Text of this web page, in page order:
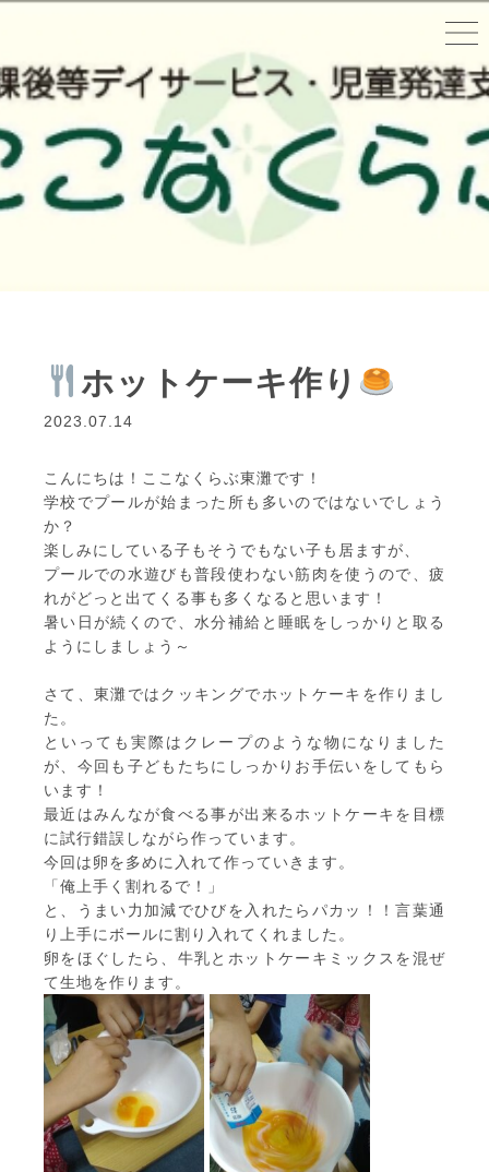
ホットケーキ作り
2023.07.14
こんにちは！ここなくらぶ東灘です！
学校でプールが始まった所も多いのではないでしょう
か？
楽しみにしている子もそうでもない子も居ますが、
プールでの水遊びも普段使わない筋肉を使うので、疲
れがどっと出てくる事も多くなると思います！
暑い日が続くので、水分補給と睡眠をしっかりと取る
ようにしましょう～
さて、東灘ではクッキングでホットケーキを作りまし
た。
といっても実際はクレープのような物になりました
が、今回も子どもたちにしっかりお手伝いをしてもら
います！
最近はみんなが食べる事が出来るホットケーキを目標
に試行錯誤しながら作っています。
今回は卵を多めに入れて作っていきます。
「俺上手く割れるで！」
と、うまい力加減でひびを入れたらパカッ！！言葉通
り上手にボールに割り入れてくれました。
卵をほぐしたら、牛乳とホットケーキミックスを混ぜ
て生地を作ります。